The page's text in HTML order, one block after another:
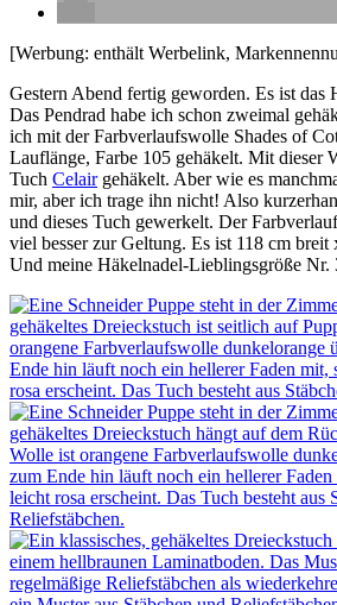
[Werbung: enthält Werbelink,
Gestern Abend fertig geworden. Es ist das
Das Pendrad habe ich schon zweimal
ich mit der Farbverlaufswolle Shades of
Lauflänge, Farbe 105 gehäkelt. Mit dieser
Tuch Celairgehäkelt. Aber wie es
mir, aber ich trage ihn nicht! Also
und dieses Tuch gewerkelt. Der
viel besser zur Geltung. Es ist 118 cm
Und meine Häkelnadel-Lieblingsgröße Nr.